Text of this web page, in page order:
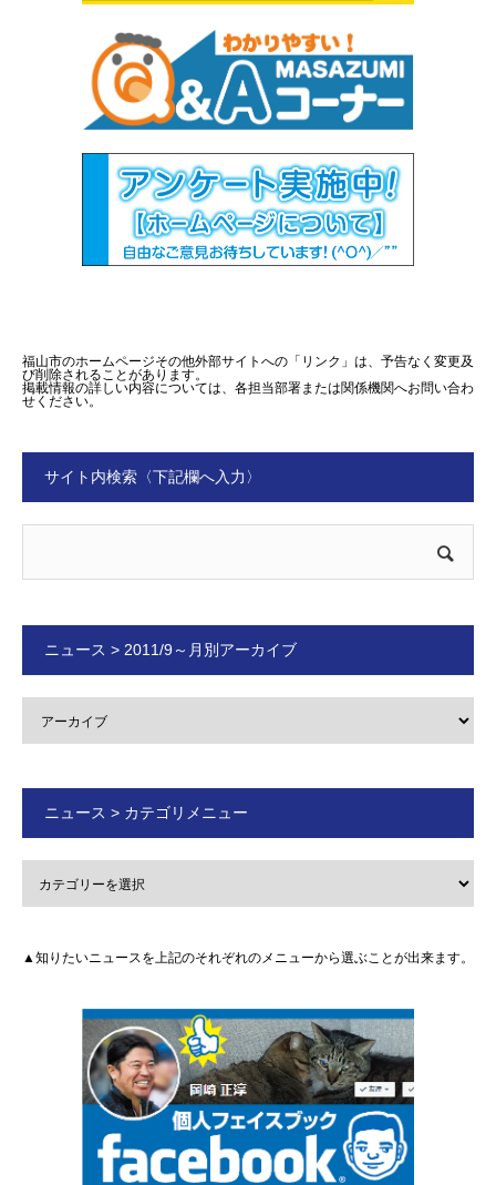
福山市のホームページその他外部サイトへの「リンク」は、予告なく変更及
び削除されることがあります。
掲載情報の詳しい内容については、各担当部署または関係機関へお問い合わ
せください。
サイト内検索〈下記欄へ入力〉
ニュース > 2011/9～月別アーカイブ
ニュース > カテゴリメニュー
▲知りたいニュースを上記のそれぞれのメニューから選ぶことが出来ます。